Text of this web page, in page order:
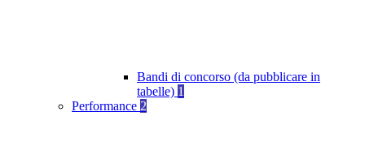
Bandi di concorso (da pubblicare in
tabelle) 1
Performance 2